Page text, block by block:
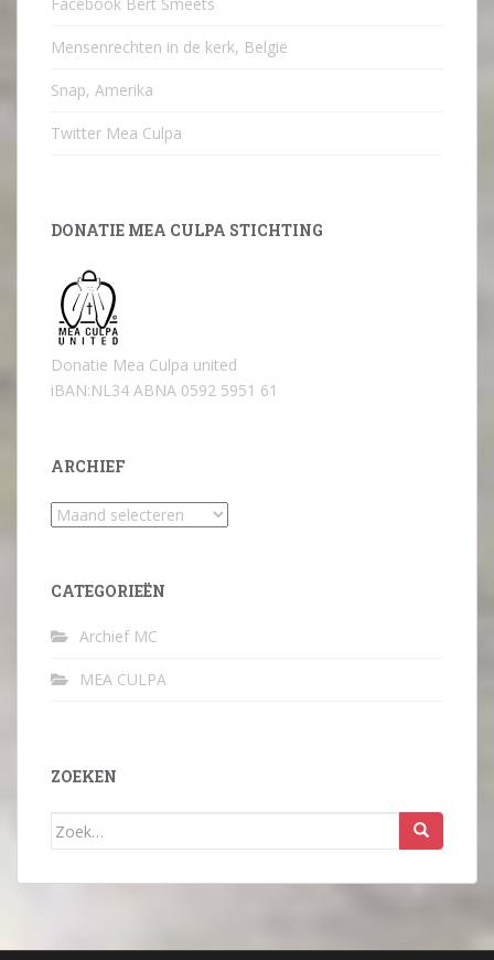
Mensenrechten in de kerk, België
Snap, Amerika
Twitter Mea Culpa
DONATIE MEA CULPA STICHTING
Donatie Mea Culpa united
iBAN:NL34 ABNA 0592 5951 61
ARCHIEF
Archief
CATEGORIEËN
Archief MC
MEA CULPA
ZOEKEN
Zoek